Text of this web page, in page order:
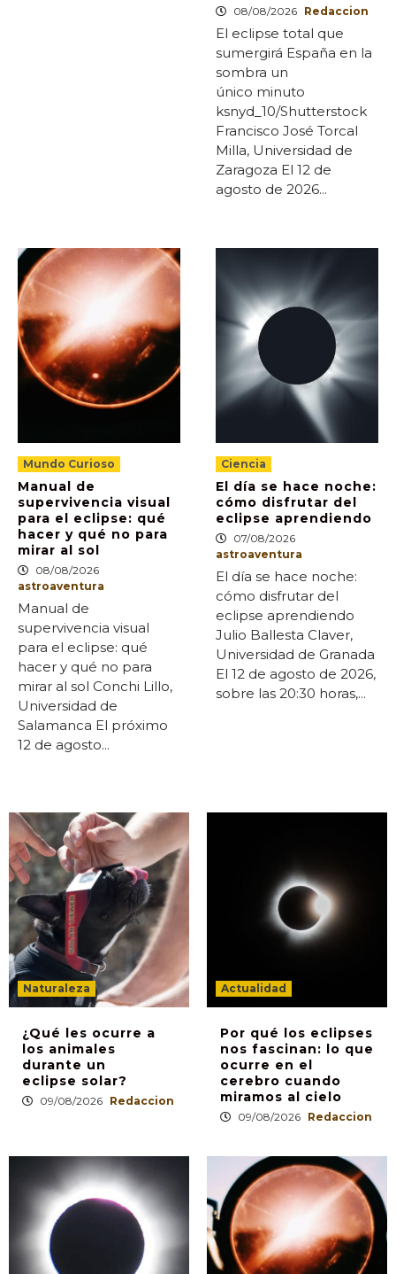
08/08/2026 Redaccion
El eclipse total que
sumergirá España en la
sombra un
único minuto
ksnyd_10/Shutterstock
Francisco José Torcal
Milla, Universidad de
Zaragoza El 12 de
agosto de 2026...
Mundo Curioso
Manual de
supervivencia visual
para el eclipse: qué
hacer y qué no para
mirar al sol
08/08/2026
astroaventura
Manual de
supervivencia visual
para el eclipse: qué
hacer y qué no para
mirar al sol Conchi Lillo,
Universidad de
Salamanca El próximo
12 de agosto...
Ciencia
El día se hace noche:
cómo disfrutar del
eclipse aprendiendo
07/08/2026
astroaventura
El día se hace noche:
cómo disfrutar del
eclipse aprendiendo
Julio Ballesta Claver,
Universidad de Granada
El 12 de agosto de 2026,
sobre las 20:30 horas,...
Naturaleza
¿Qué les ocurre a
los animales
durante un
eclipse solar?
09/08/2026 Redaccion
Actualidad
Por qué los eclipses
nos fascinan: lo que
ocurre en el
cerebro cuando
miramos al cielo
09/08/2026 Redaccion